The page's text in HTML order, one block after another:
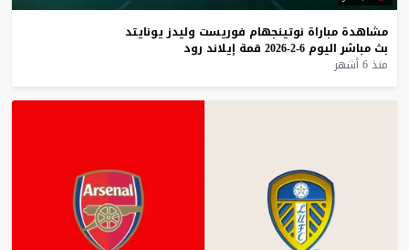
مشاهدة مباراة نوتينجهام فوريست وليدز يونايتد
بث مباشر اليوم 6-2-2026 قمة إيلاند رود
منذ 6 أشهر